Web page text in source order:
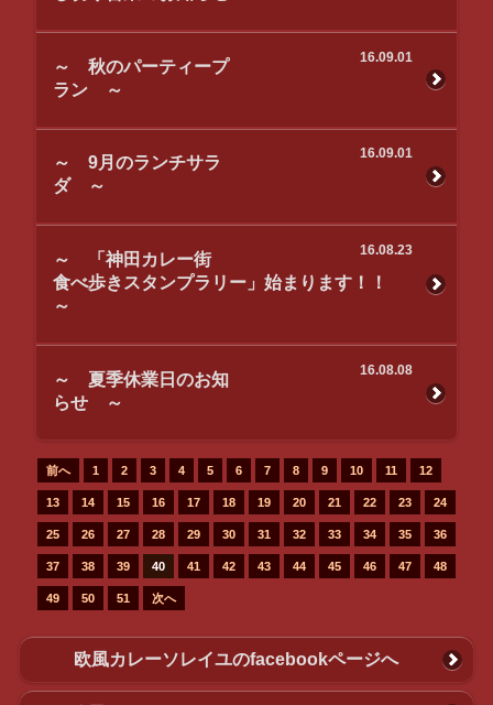
16.09.01
～ 秋のパーティープ
ラン ～
16.09.01
～ 9月のランチサラ
ダ ～
16.08.23
～ 「神田カレー街
食べ歩きスタンプラリー」始まります！！
～
16.08.08
～ 夏季休業日のお知
らせ ～
前へ 1 2 3 4 5 6 7 8 9 10 11 12
13 14 15 16 17 18 19 20 21 22 23 24
25 26 27 28 29 30 31 32 33 34 35 36
37 38 39 40 41 42 43 44 45 46 47 48
49 50 51 次へ
欧風カレーソレイユのfacebookページへ